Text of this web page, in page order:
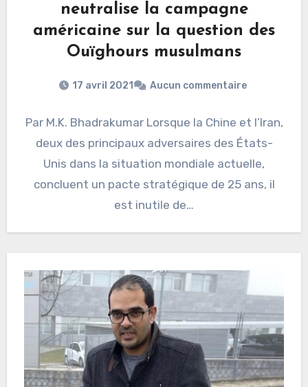
neutralise la campagne
américaine sur la question des
Ouïghours musulmans
17 avril 2021 Aucun commentaire
Par M.K. Bhadrakumar Lorsque la Chine et l’Iran,
deux des principaux adversaires des États-
Unis dans la situation mondiale actuelle,
concluent un pacte stratégique de 25 ans, il
est inutile de…